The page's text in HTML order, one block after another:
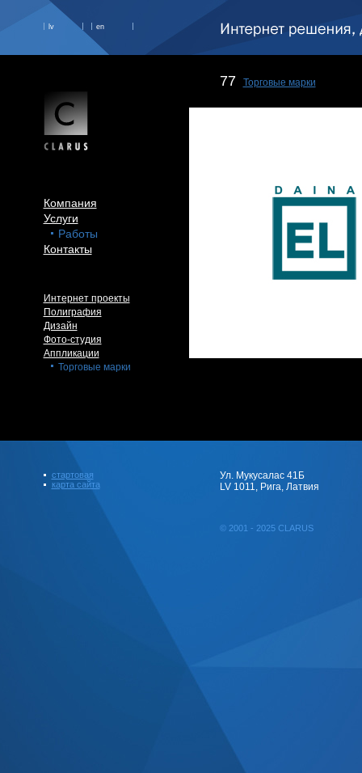
lv en
Компания
Услуги
Работы
Контакты
Интернет проекты
Полиграфия
Дизайн
Фото-студия
Аппликации
Торговые марки
77 Торговые марки
стартовая
карта сайта
Ул. Мукусалас 41Б
LV 1011, Рига, Латвия
© 2001 - 2025 CLARUS